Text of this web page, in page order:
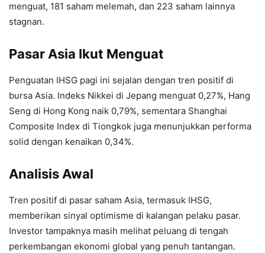
menguat, 181 saham melemah, dan 223 saham lainnya
stagnan.
Pasar Asia Ikut Menguat
Penguatan IHSG pagi ini sejalan dengan tren positif di
bursa Asia. Indeks Nikkei di Jepang menguat 0,27%, Hang
Seng di Hong Kong naik 0,79%, sementara Shanghai
Composite Index di Tiongkok juga menunjukkan performa
solid dengan kenaikan 0,34%.
Analisis Awal
Tren positif di pasar saham Asia, termasuk IHSG,
memberikan sinyal optimisme di kalangan pelaku pasar.
Investor tampaknya masih melihat peluang di tengah
perkembangan ekonomi global yang penuh tantangan.